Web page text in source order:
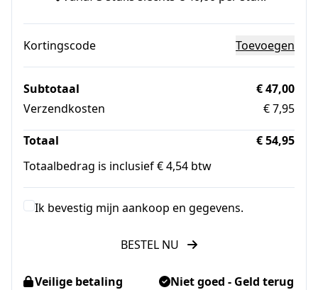
Kortingscode Toevoegen
Subtotaal
€ 47,00
Verzendkosten
€ 7,95
Totaal
€ 54,95
Totaalbedrag is inclusief € 4,54 btw
Ik bevestig mijn aankoop en gegevens.
BESTEL NU
Veilige betaling
Niet goed - Geld terug